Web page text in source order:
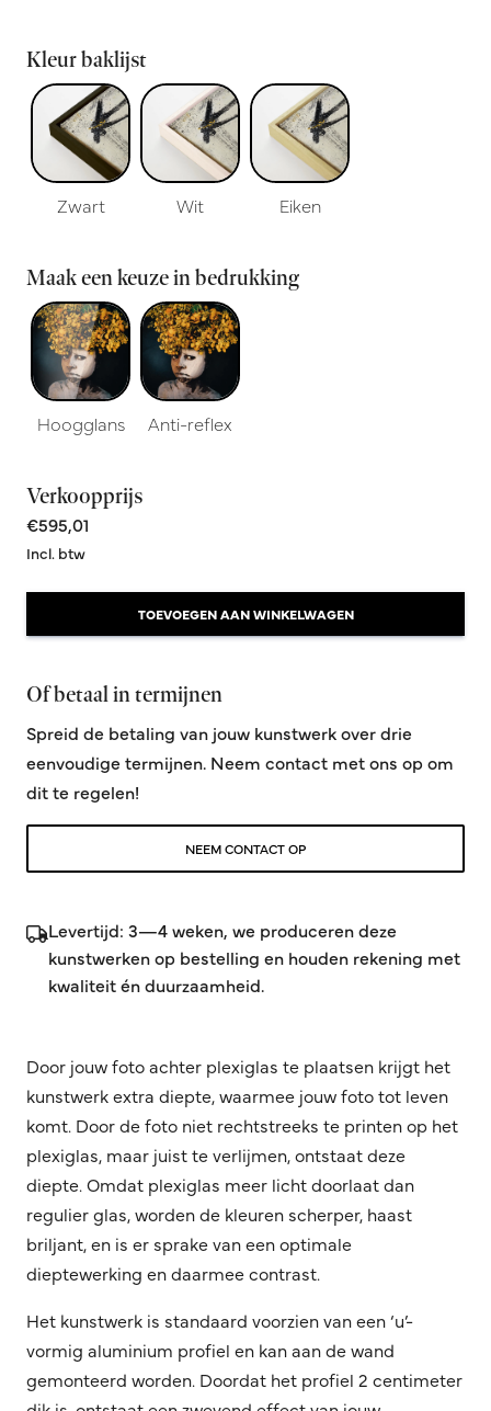
Kleur baklijst
Zwart Wit Eiken
Maak een keuze in bedrukking
Hoogglans Anti-reflex
Verkoopprijs
€595,01
Incl. btw
TOEVOEGEN AAN WINKELWAGEN
Of betaal in termijnen
Spreid de betaling van jouw kunstwerk over drie
eenvoudige termijnen. Neem contact met ons op om
dit te regelen!
NEEM CONTACT OP
Levertijd: 3—4 weken, we produceren deze
kunstwerken op bestelling en houden rekening met
kwaliteit én duurzaamheid.
Door jouw foto achter plexiglas te plaatsen krijgt het
kunstwerk extra diepte, waarmee jouw foto tot leven
komt. Door de foto niet rechtstreeks te printen op het
plexiglas, maar juist te verlijmen, ontstaat deze
diepte. Omdat plexiglas meer licht doorlaat dan
regulier glas, worden de kleuren scherper, haast
briljant, en is er sprake van een optimale
dieptewerking en daarmee contrast.
Het kunstwerk is standaard voorzien van een ‘u’-
vormig aluminium profiel en kan aan de wand
gemonteerd worden. Doordat het profiel 2 centimeter